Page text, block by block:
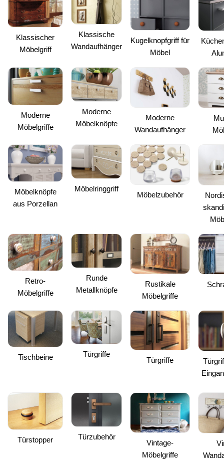
Klassischer
Möbelgriff
Klassische
Wandaufhänger
Kugelknopfgriff für
Möbel
Moderne
Möbelgriffe
Moderne
Möbelknöpfe
Moderne
Wandaufhänger
Möbelknöpfe
aus Porzellan
Möbelringgriff
Möbelzubehör
Retro-
Möbelgriffe
Runde
Metallknöpfe
Rustikale
Möbelgriffe
Tischbeine Türgriffe
Türgriffe
Türstopper Türzubehör
Vintage-
Möbelgriffe